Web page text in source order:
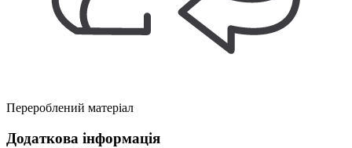
Перероблений матеріал
Додаткова інформація